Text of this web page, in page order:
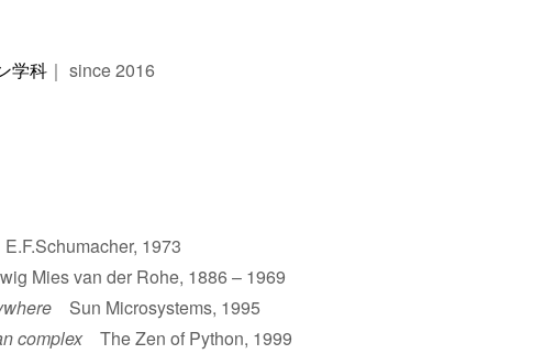
学科｜ since 2016
1973
Mies van der Rohe, 1886 – 1969
Sun Microsystems, 1995
complexThe Zen of Python, 1999